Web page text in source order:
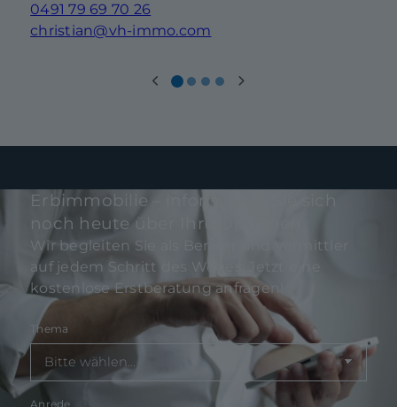
0491 79 69 70 26
christian@vh-immo.com
Erbimmobilie – informieren Sie sich
noch heute über Ihre Optionen
Wir begleiten Sie als Berater und Vermittler
auf jedem Schritt des Weges. Jetzt eine
kostenlose Erstberatung anfragen!
Thema
Anrede